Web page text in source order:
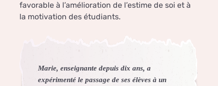
favorable à l’amélioration de l’estime de soi et à
la motivation des étudiants.
Marie, enseignante depuis dix ans, a
expérimenté le passage de ses élèves à un